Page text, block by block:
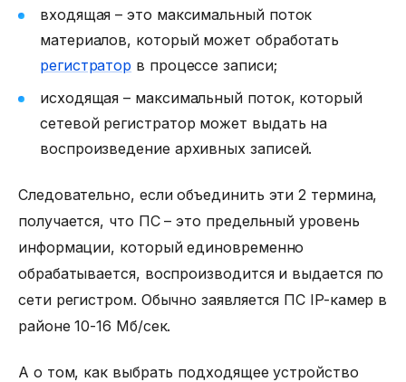
входящая – это максимальный поток
материалов, который может обработать
регистратор в процессе записи;
исходящая – максимальный поток, который
сетевой регистратор может выдать на
воспроизведение архивных записей.
Следовательно, если объединить эти 2 термина,
получается, что ПС – это предельный уровень
информации, который единовременно
обрабатывается, воспроизводится и выдается по
сети регистром. Обычно заявляется ПС IP-камер в
районе 10-16 Мб/сек.
А о том, как выбрать подходящее устройство